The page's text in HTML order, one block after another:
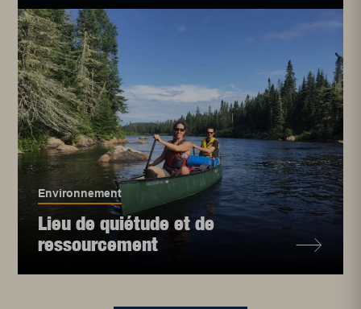
Environnement
Lieu de quiétude et de
ressourcement